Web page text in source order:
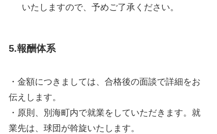
いたしますので、予めご了承ください。
5.報酬体系
・金額につきましては、合格後の面談で詳細をお
伝えします。
・原則、別海町内で就業をしていただきます。就
業先は、球団が斡旋いたします。